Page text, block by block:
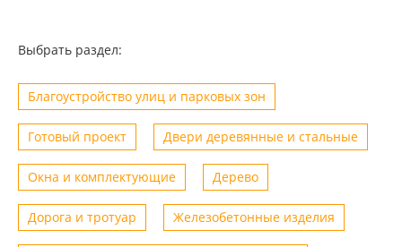
Выбрать раздел:
Благоустройство улиц и парковых зон
Готовый проект Двери деревянные и стальные
Окна и комплектующие Дерево
Дорога и тротуар Железобетонные изделия